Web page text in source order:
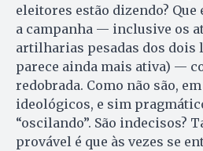
eleitores estão dizendo?
a campanha — inclusive os
artilharias pesadas dos dois
parece ainda mais ativa) —
redobrada. Como não são,
ideológicos, e sim
“oscilando”. São indecisos?
provável é que às vezes se